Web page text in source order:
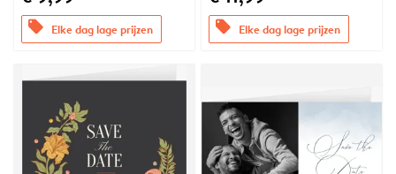
offers Elke dag lage prijzen offers Elke dag lage prijzen